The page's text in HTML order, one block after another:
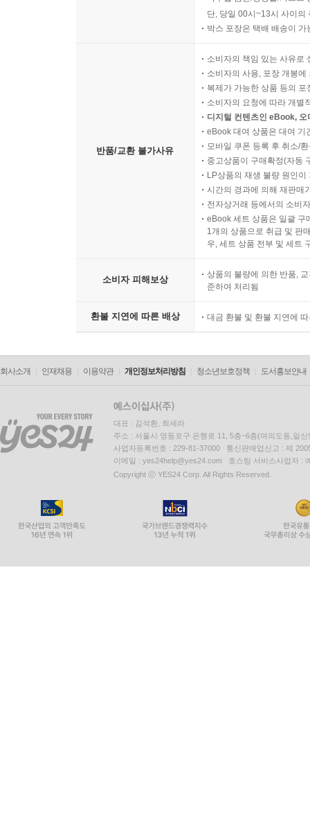
단, 당일 00시~13시 사이의
박스 포장은 택배 배송이
반품/교환 불가사유
소비자의 책임 있는 사유로
소비자의 사용, 포장 개봉
복제가 가능한 상품 등의
소비자의 요청에 따라 개별
디지털 컨텐츠인 eBook,
eBook 대여 상품은 대여 기
모바일 쿠폰 등록 후 취소/
중고상품이 구매확정(자동
LP상품의 재생 불량 원인
시간의 경과에 의해 재판매
전자상거래 등에서의 소비
eBook 세트 상품은 일괄 구
1개의 상품으로 취급 및 판
우, 세트 상품 전부 및 세트
소비자 피해보상
상품의 불량에 의한 반품,
준하여 처리됨
환불 지연에 따른 배상 대금 환불 및 환불 지연에
회사소개 인재채용 이용약관 개인정보처리방침 청소년보호정책 도서홍보안내
대표 : 김석환, 최세라
주소 : 서울시 영등포구 은행로 11, 5층~6층(여의도동,일신
사업자등록번호 : 229-81-37000 통신판매업신고 : 제
이메일 : yes24help@yes24.com 호스팅 서비스사업자 :
Copyright ⓒ YES24 Corp. All Rights Reserved.